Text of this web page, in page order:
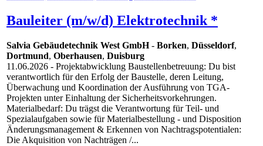
Bauleiter (m/w/d) Elektrotechnik *
Salvia Gebäudetechnik West GmbH- Borken, Düsseldorf,
Dortmund, Oberhausen, Duisburg
11.06.2026 - Projektabwicklung Baustellenbetreuung: Du bist
verantwortlich für den Erfolg der Baustelle, deren Leitung,
Überwachung und Koordination der Ausführung von TGA-
Projekten unter Einhaltung der Sicherheitsvorkehrungen.
Materialbedarf: Du trägst die Verantwortung für Teil- und
Spezialaufgaben sowie für Materialbestellung - und Disposition
Änderungsmanagement & Erkennen von Nachtragspotentialen:
Die Akquisition von Nachträgen /...